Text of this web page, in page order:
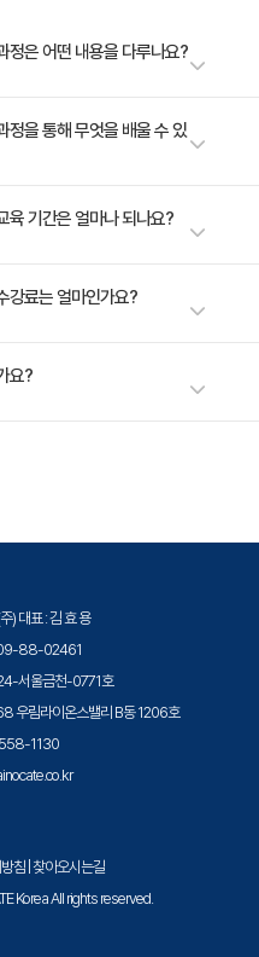
정은 어떤 내용을 다루나요?
석하는 기술을 완벽하게 습득하
있습니다. 이 강의는 AWS
문 기술을 학습하는 강의입니
시 쿼리하고, DynamoDB의 유연
한 시각화를 창출하여 데이터 분
정을 통해 무엇을 배울 수 있
으로 처리, 분석 및 시각화 하는
육 기간은 얼마나 되나요?
서 확인하실 수 있습니다.
강료는 얼마인가요?
용보험 환급 및 기업 할인 혜택
요?
) 대표 : 김 효 용
88-02461
서울금천-0771호
우림라이온스밸리 B동 1206호
1130
침 찾아오시는길
Korea All rights reserved.